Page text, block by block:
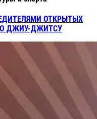
ОТКРЫТЫХ
ДЖИУ-ДЖИТСУ